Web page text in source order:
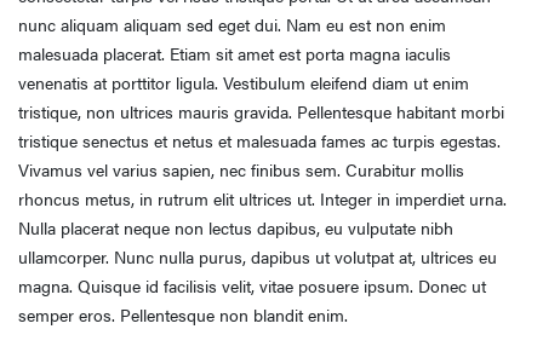
nunc aliquam aliquam sed eget dui. Nam eu est non enim
malesuada placerat. Etiam sit amet est porta magna iaculis
venenatis at porttitor ligula. Vestibulum eleifend diam ut enim
tristique, non ultrices mauris gravida. Pellentesque habitant morbi
tristique senectus et netus et malesuada fames ac turpis egestas.
Vivamus vel varius sapien, nec finibus sem. Curabitur mollis
rhoncus metus, in rutrum elit ultrices ut. Integer in imperdiet urna.
Nulla placerat neque non lectus dapibus, eu vulputate nibh
ullamcorper. Nunc nulla purus, dapibus ut volutpat at, ultrices eu
magna. Quisque id facilisis velit, vitae posuere ipsum. Donec ut
semper eros. Pellentesque non blandit enim.